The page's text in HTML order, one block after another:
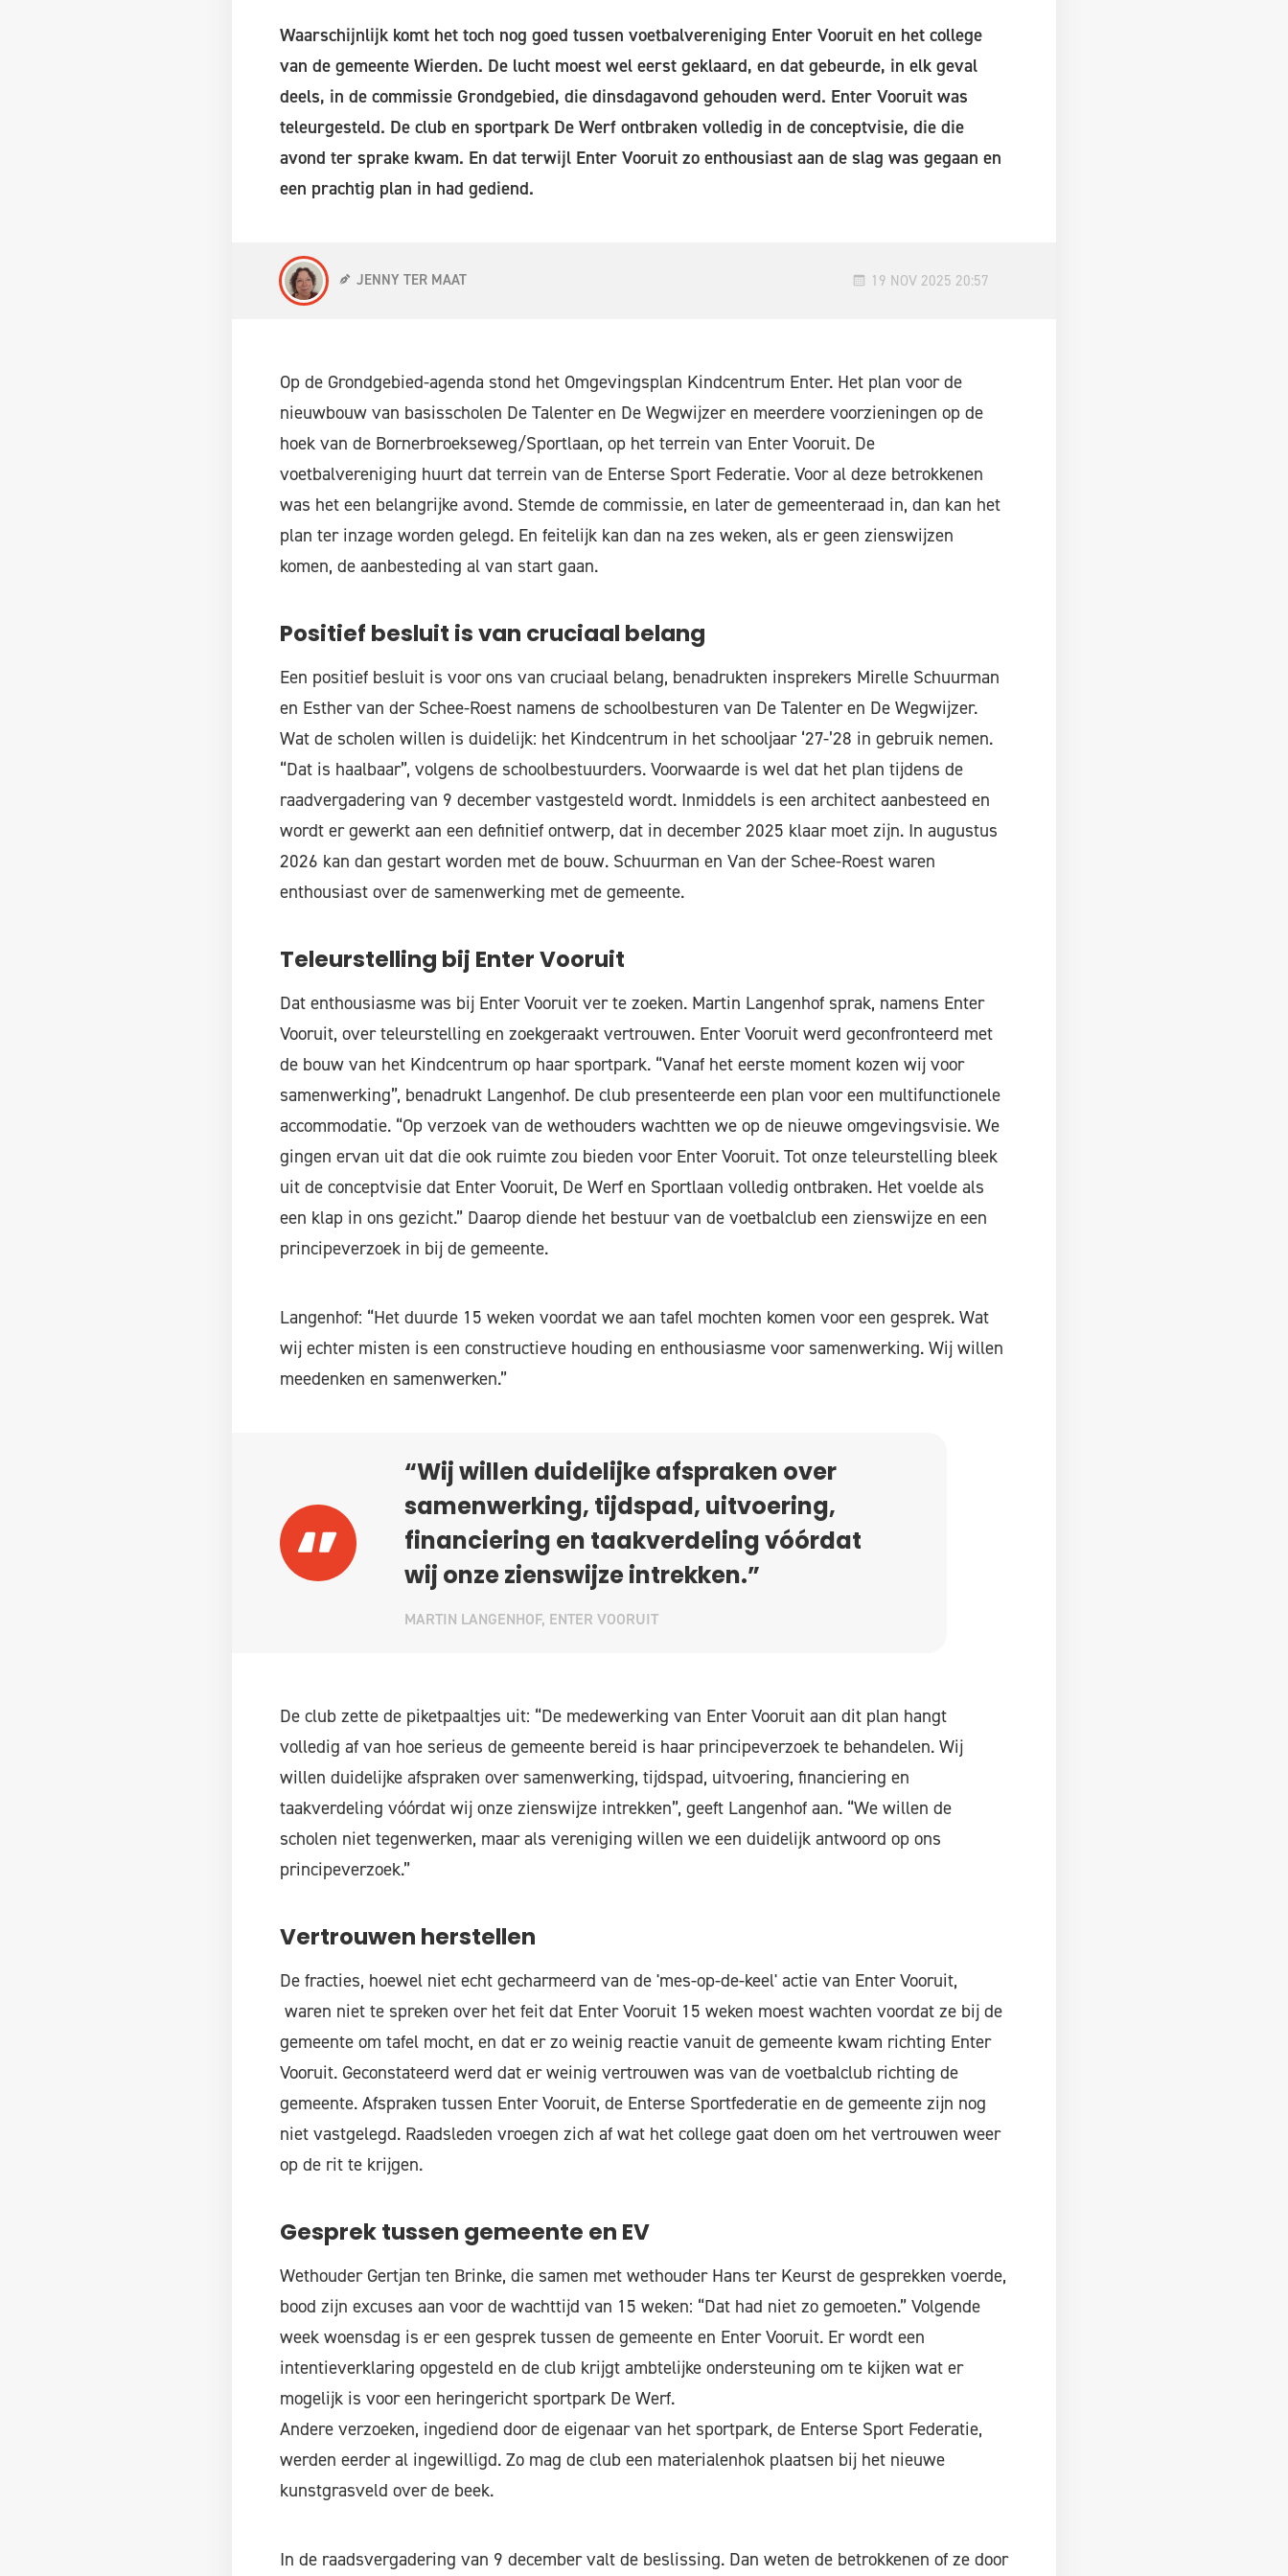
Waarschijnlijk komt het toch nog goed tussen voetbalvereniging Enter Vooruit en het college
van de gemeente Wierden. De lucht moest wel eerst geklaard, en dat gebeurde, in elk geval
deels, in de commissie Grondgebied, die dinsdagavond gehouden werd. Enter Vooruit was
teleurgesteld. De club en sportpark De Werf ontbraken volledig in de conceptvisie, die die
avond ter sprake kwam. En dat terwijl Enter Vooruit zo enthousiast aan de slag was gegaan en
een prachtig plan in had gediend.
JENNY TER MAAT 19 NOV 2025 20:57
Op de Grondgebied-agenda stond het Omgevingsplan Kindcentrum Enter. Het plan voor de
nieuwbouw van basisscholen De Talenter en De Wegwijzer en meerdere voorzieningen op de
hoek van de Bornerbroekseweg/Sportlaan, op het terrein van Enter Vooruit. De
voetbalvereniging huurt dat terrein van de Enterse Sport Federatie. Voor al deze betrokkenen
was het een belangrijke avond. Stemde de commissie, en later de gemeenteraad in, dan kan het
plan ter inzage worden gelegd. En feitelijk kan dan na zes weken, als er geen zienswijzen
komen, de aanbesteding al van start gaan.
Positief besluit is van cruciaal belang
Een positief besluit is voor ons van cruciaal belang, benadrukten insprekers Mirelle Schuurman
en Esther van der Schee-Roest namens de schoolbesturen van De Talenter en De Wegwijzer.
Wat de scholen willen is duidelijk: het Kindcentrum in het schooljaar ‘27-’28 in gebruik nemen.
“Dat is haalbaar”, volgens de schoolbestuurders. Voorwaarde is wel dat het plan tijdens de
raadvergadering van 9 december vastgesteld wordt. Inmiddels is een architect aanbesteed en
wordt er gewerkt aan een definitief ontwerp, dat in december 2025 klaar moet zijn. In augustus
2026 kan dan gestart worden met de bouw. Schuurman en Van der Schee-Roest waren
enthousiast over de samenwerking met de gemeente.
Teleurstelling bij Enter Vooruit
Dat enthousiasme was bij Enter Vooruit ver te zoeken. Martin Langenhof sprak, namens Enter
Vooruit, over teleurstelling en zoekgeraakt vertrouwen. Enter Vooruit werd geconfronteerd met
de bouw van het Kindcentrum op haar sportpark. “Vanaf het eerste moment kozen wij voor
samenwerking”, benadrukt Langenhof. De club presenteerde een plan voor een multifunctionele
accommodatie. “Op verzoek van de wethouders wachtten we op de nieuwe omgevingsvisie. We
gingen ervan uit dat die ook ruimte zou bieden voor Enter Vooruit. Tot onze teleurstelling bleek
uit de conceptvisie dat Enter Vooruit, De Werf en Sportlaan volledig ontbraken. Het voelde als
een klap in ons gezicht.” Daarop diende het bestuur van de voetbalclub een zienswijze en een
principeverzoek in bij de gemeente.
Langenhof: “Het duurde 15 weken voordat we aan tafel mochten komen voor een gesprek. Wat
wij echter misten is een constructieve houding en enthousiasme voor samenwerking. Wij willen
meedenken en samenwerken.”
“Wij willen duidelijke afspraken over
samenwerking, tijdspad, uitvoering,
financiering en taakverdeling vóórdat
wij onze zienswijze intrekken.”
MARTIN LANGENHOF, ENTER VOORUIT
De club zette de piketpaaltjes uit: “De medewerking van Enter Vooruit aan dit plan hangt
volledig af van hoe serieus de gemeente bereid is haar principeverzoek te behandelen. Wij
willen duidelijke afspraken over samenwerking, tijdspad, uitvoering, financiering en
taakverdeling vóórdat wij onze zienswijze intrekken”, geeft Langenhof aan. “We willen de
scholen niet tegenwerken, maar als vereniging willen we een duidelijk antwoord op ons
principeverzoek.”
Vertrouwen herstellen
De fracties, hoewel niet echt gecharmeerd van de 'mes-op-de-keel' actie van Enter Vooruit,
waren niet te spreken over het feit dat Enter Vooruit 15 weken moest wachten voordat ze bij de
gemeente om tafel mocht, en dat er zo weinig reactie vanuit de gemeente kwam richting Enter
Vooruit. Geconstateerd werd dat er weinig vertrouwen was van de voetbalclub richting de
gemeente. Afspraken tussen Enter Vooruit, de Enterse Sportfederatie en de gemeente zijn nog
niet vastgelegd. Raadsleden vroegen zich af wat het college gaat doen om het vertrouwen weer
op de rit te krijgen.
Gesprek tussen gemeente en EV
Wethouder Gertjan ten Brinke, die samen met wethouder Hans ter Keurst de gesprekken voerde,
bood zijn excuses aan voor de wachttijd van 15 weken: “Dat had niet zo gemoeten.” Volgende
week woensdag is er een gesprek tussen de gemeente en Enter Vooruit. Er wordt een
intentieverklaring opgesteld en de club krijgt ambtelijke ondersteuning om te kijken wat er
mogelijk is voor een heringericht sportpark De Werf.
Andere verzoeken, ingediend door de eigenaar van het sportpark, de Enterse Sport Federatie,
werden eerder al ingewilligd. Zo mag de club een materialenhok plaatsen bij het nieuwe
kunstgrasveld over de beek.
In de raadsvergadering van 9 december valt de beslissing. Dan weten de betrokkenen of ze door